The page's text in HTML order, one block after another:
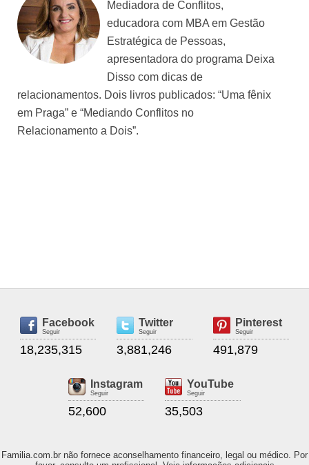
Mediadora de Conflitos,
educadora com MBA em Gestão
Estratégica de Pessoas,
apresentadora do programa Deixa
Disso com dicas de
relacionamentos. Dois livros publicados: “Uma fênix
em Praga” e “Mediando Conflitos no
Relacionamento a Dois”.
Facebook
Seguir
18,235,315
Twitter
Seguir
3,881,246
Pinterest
Seguir
491,879
Instagram
Seguir
52,600
YouTube
Seguir
35,503
Familia.com.br não fornece aconselhamento financeiro, legal ou médico. Por